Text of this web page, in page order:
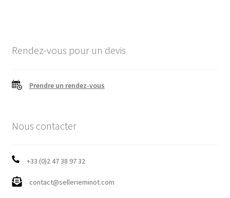
Rendez-vous pour un devis
Prendre un rendez-vous
Nous contacter
+33 (0)2 47 38 97 32
contact@sellerieminot.com